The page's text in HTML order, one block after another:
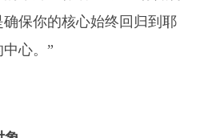
保你的核心始终回归到耶
心。”